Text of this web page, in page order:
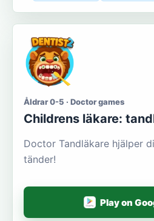
Åldrar 0-5 · Doctor games
Сhildrens läkare:
Doctor Tandläkare hjälper
tänder!
Play on